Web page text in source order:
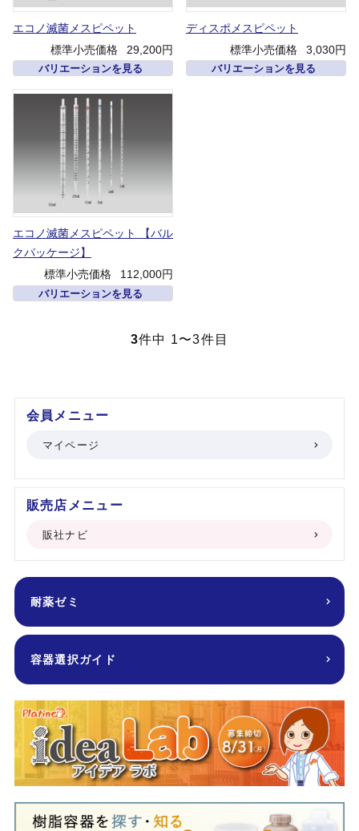
エコノ滅菌メスピペット
標準小売価格
29,200円
バリエーションを見る
ディスポメスピペット
標準小売価格
3,030円
バリエーションを見る
エコノ滅菌メスピペット 【バル
クパッケージ】
標準小売価格
112,000円
バリエーションを見る
3件中 1〜3件目
会員メニュー
マイページ
販売店メニュー
販社ナビ
耐薬ゼミ
容器選択ガイド